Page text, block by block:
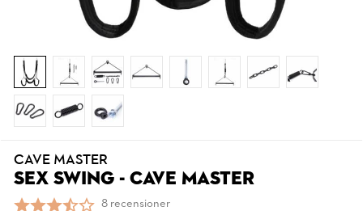
CAVE MASTER
SEX SWING - CAVE MASTER
8 recensioner